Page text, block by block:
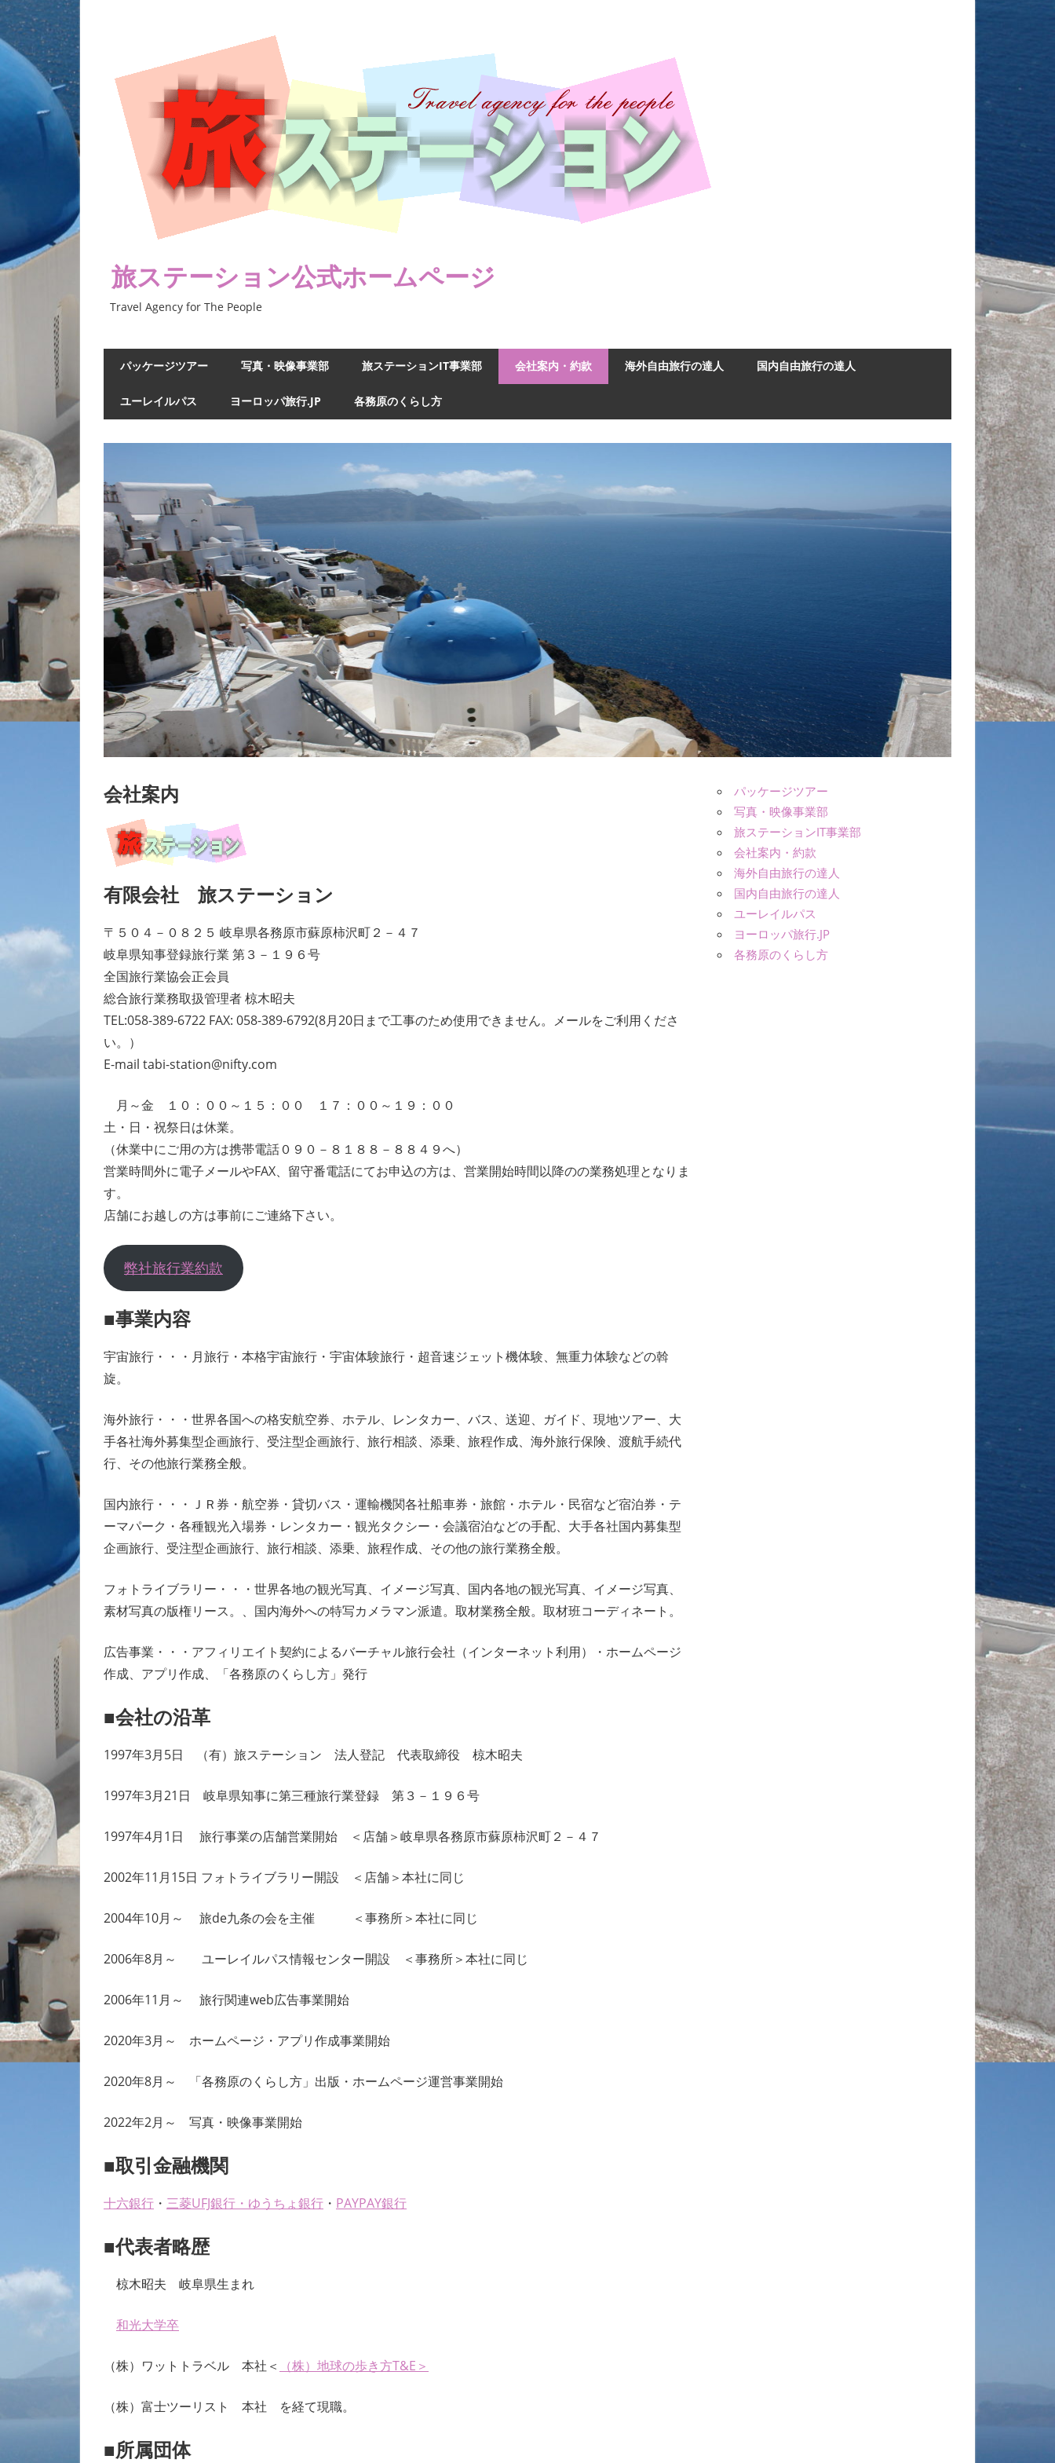
ン
ス
キ
プ
旅ステーション公式ホームページ
Travel Agency for The People
パッケージツアー 写真・映像事業部 旅ステーションIT事業部 会社案内・約款 海外自由旅行の達人 国内自由旅行の達人
ユーレイルパス ヨーロッパ旅行.JP 各務原のくらし方
会社案内
有限会社 旅ステーション
〒５０４－０８２５ 岐阜県各務原市蘇原柿沢町２－４７
岐阜県知事登録旅行業 第３－１９６号
全国旅行業協会正会員
総合旅行業務取扱管理者 椋木昭夫
TEL:058-389-6722 FAX: 058-389-6792(8月20日まで工事のため使用できません。メールをご利用くださ
い。）
E-mail tabi-station@nifty.com
月～金 １０：００～１５：００ １７：００～１９：００
土・日・祝祭日は休業。
（休業中にご用の方は携帯電話０９０－８１８８－８８４９へ）
営業時間外に電子メールやFAX、留守番電話にてお申込の方は、営業開始時間以降のの業務処理となりま
す。
店舗にお越しの方は事前にご連絡下さい。
弊社旅行業約款
■事業内容
宇宙旅行・・・月旅行・本格宇宙旅行・宇宙体験旅行・超音速ジェット機体験、無重力体験などの斡
旋。
海外旅行・・・世界各国への格安航空券、ホテル、レンタカー、バス、送迎、ガイド、現地ツアー、大
手各社海外募集型企画旅行、受注型企画旅行、旅行相談、添乗、旅程作成、海外旅行保険、渡航手続代
行、その他旅行業務全般。
国内旅行・・・ＪＲ券・航空券・貸切バス・運輸機関各社船車券・旅館・ホテル・民宿など宿泊券・テ
ーマパーク・各種観光入場券・レンタカー・観光タクシー・会議宿泊などの手配、大手各社国内募集型
企画旅行、受注型企画旅行、旅行相談、添乗、旅程作成、その他の旅行業務全般。
フォトライブラリー・・・世界各地の観光写真、イメージ写真、国内各地の観光写真、イメージ写真、
素材写真の版権リース。、国内海外への特写カメラマン派遣。取材業務全般。取材班コーディネート。
広告事業・・・アフィリエイト契約によるバーチャル旅行会社（インターネット利用）・ホームページ
作成、アプリ作成、「各務原のくらし方」発行
■会社の沿革
1997年3月5日 （有）旅ステーション 法人登記 代表取締役 椋木昭夫
1997年3月21日 岐阜県知事に第三種旅行業登録 第３－１９６号
1997年4月1日 旅行事業の店舗営業開始 ＜店舗＞岐阜県各務原市蘇原柿沢町２－４７
2002年11月15日 フォトライブラリー開設 ＜店舗＞本社に同じ
2004年10月～ 旅de九条の会を主催 ＜事務所＞本社に同じ
2006年8月～ ユーレイルパス情報センター開設 ＜事務所＞本社に同じ
2006年11月～ 旅行関連web広告事業開始
2020年3月～ ホームページ・アプリ作成事業開始
2020年8月～ 「各務原のくらし方」出版・ホームページ運営事業開始
2022年2月～ 写真・映像事業開始
■取引金融機関
十六銀行 ・ 三菱UFJ銀行 ・ ゆうちょ銀行 ・ PAYPAY銀行
■代表者略歴
椋木昭夫 岐阜県生まれ
和光大学卒
（株）ワットトラベル 本社＜ （株）地球の歩き方T&E＞
（株）富士ツーリスト 本社 を経て現職。
■所属団体
パッケージツアー
写真・映像事業部
旅ステーションIT事業部
会社案内・約款
海外自由旅行の達人
国内自由旅行の達人
ユーレイルパス
ヨーロッパ旅行.JP
各務原のくらし方